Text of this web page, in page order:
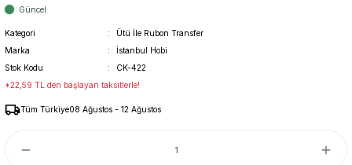
Güncel
Kategori
Ütü İle Rubon Transfer
Marka
İstanbul Hobi
Stok Kodu
CK-422
*22,59 TL den başlayan taksitlerle!
Tüm Türkiye08 Ağustos - 12 Ağustos